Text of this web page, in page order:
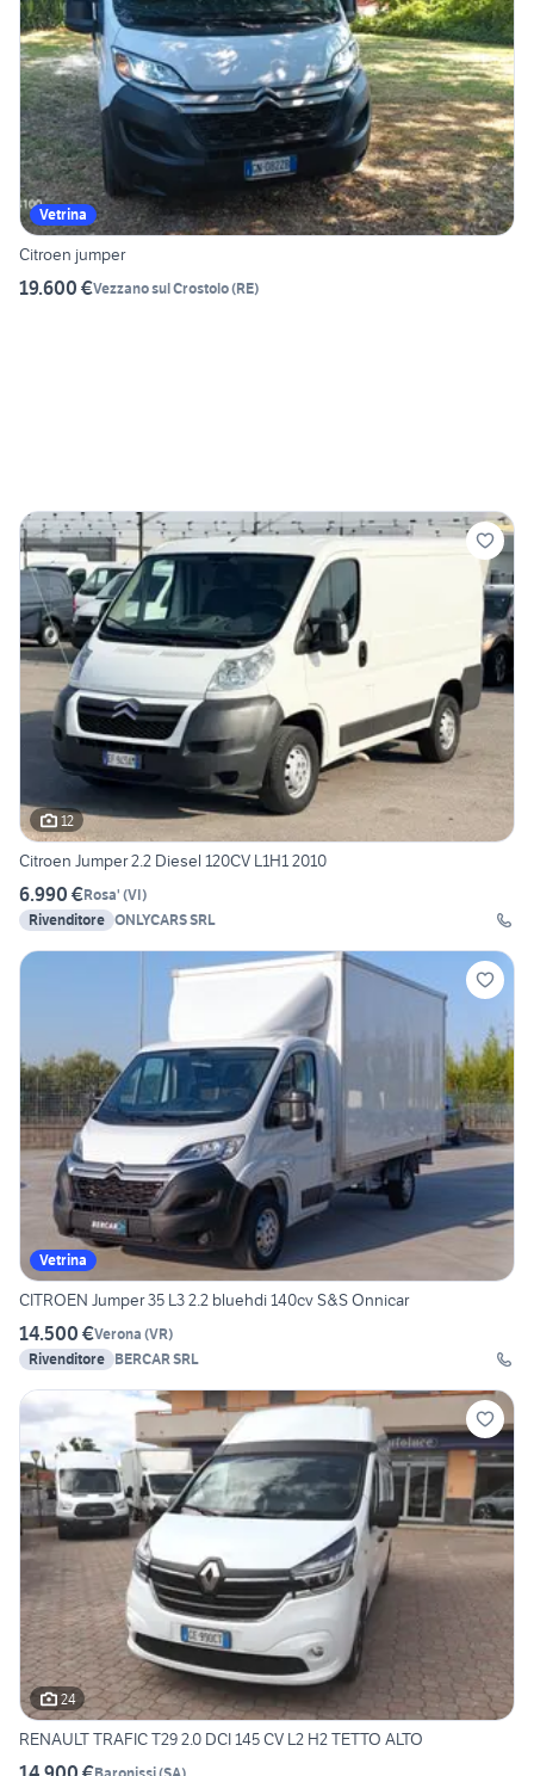
Vetrina
Citroen jumper
19.600 €Vezzano sul Crostolo(RE)
12
Citroen Jumper 2.2 Diesel 120CV L1H1 2010
6.990 €Rosa' (VI)
Rivenditore ONLYCARS SRL
Vetrina
CITROEN Jumper 35 L3 2.2 bluehdi 140cv S&S Onnicar
14.500 €Verona (VR)
Rivenditore BERCAR SRL
24
RENAULT TRAFIC T29 2.0 DCI 145 CV L2 H2 TETTO ALTO